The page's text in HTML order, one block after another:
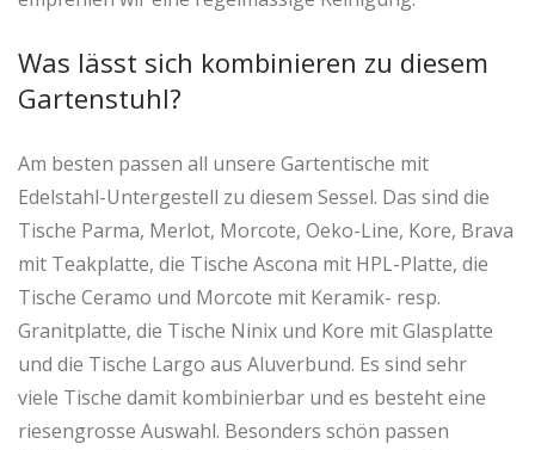
Was lässt sich kombinieren zu diesem
Gartenstuhl?
Am besten passen all unsere Gartentische mit
Edelstahl-Untergestell zu diesem Sessel. Das sind die
Tische Parma, Merlot, Morcote, Oeko-Line, Kore, Brava
mit Teakplatte, die Tische Ascona mit HPL-Platte, die
Tische Ceramo und Morcote mit Keramik- resp.
Granitplatte, die Tische Ninix und Kore mit Glasplatte
und die Tische Largo aus Aluverbund. Es sind sehr
viele Tische damit kombinierbar und es besteht eine
riesengrosse Auswahl. Besonders schön passen